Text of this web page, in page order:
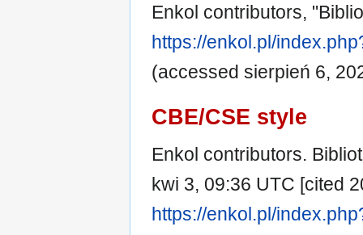
Enkol contributors,
https://enkol.pl/
(accessed sierpień 6,
CBE/CSE style
Enkol contributors.
kwi 3, 09:36 UTC [cited
https://enkol.pl/